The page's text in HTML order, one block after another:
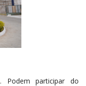
. Podem participar do